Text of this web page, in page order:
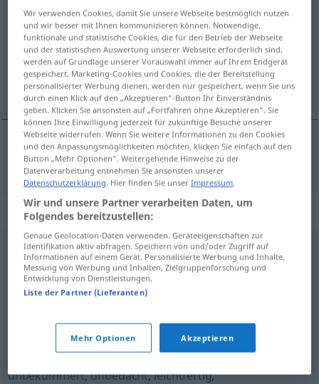
sorglosadj
Übersicht aller Übersetzungen
(Für mehr Details die Übersetzung anklicken/antippen)
bezbrižan
bezbrižan sorglos
Synonyme für "sorglos"
nachlässig,leichtsinnig
bedenkenlos,naiv,leichtgläubig
unverantwortlich,bedenkenlos,gedankenlos,
unbekümmert,unbedacht,leichtfertig,
Wir verwenden Cookies, damit Sie unsere Webseite bestmöglich nutzen
und wir besser mit Ihnen kommunizieren können. Notwendige,
funktionale und statistische Cookies, die für den Betrieb der Webseite
und der statistischen Auswertung unserer Webseite erforderlich sind,
werden auf Grundlage unserer Vorauswahl immer auf Ihrem Endgerät
gespeichert. Marketing-Cookies und Cookies, die der Bereitstellung
personalisierter Werbung dienen, werden nur gespeichert, wenn Sie uns
durch einen Klick auf den „Akzeptieren“-Button Ihr Einverständnis
geben. Klicken Sie ansonsten auf „Fortfahren ohne Akzeptieren“. Sie
können Ihre Einwilligung jederzeit für zukünftige Besuche unserer
Webseite widerrufen. Wenn Sie weitere Informationen zu den Cookies
und den Anpassungsmöglichkeiten möchten, klicken Sie einfach auf den
Button „Mehr Optionen“. Weitergehende Hinweise zu der
Datenverarbeitung entnehmen Sie ansonsten unserer
Datenschutzerklärung. Hier finden Sie unserImpressum.
Wir und unsere Partner verarbeiten Daten, um
Folgendes bereitzustellen:
Genaue Geolocation-Daten verwenden. Geräteeigenschaften zur
Identifikation aktiv abfragen. Speichern von und/oder Zugriff auf
Informationen auf einem Gerät. Personalisierte Werbung und Inhalte,
Messung von Werbung und Inhalten, Zielgruppenforschung und
Entwicklung von Dienstleistungen.
Liste der Partner (Lieferanten)
Mehr Optionen Akzeptieren